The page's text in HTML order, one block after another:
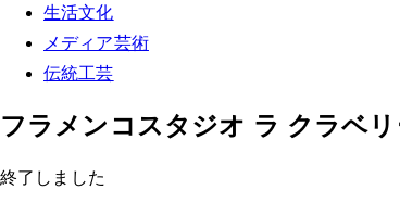
生活文化
メディア芸術
伝統工芸
フラメンコスタジオ ラ クラベ
終了しました